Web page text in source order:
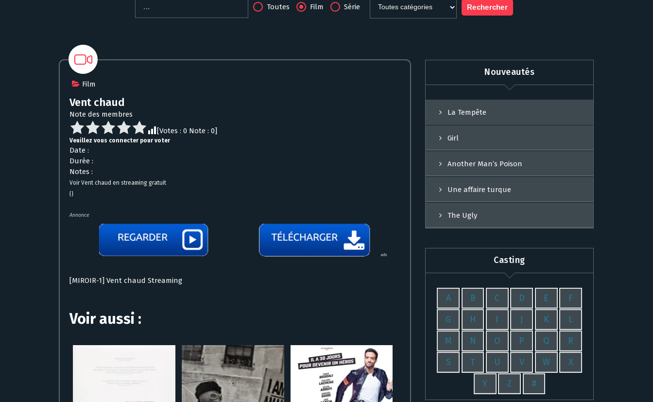
Toutes Film Série
Film
Vent chaud
Note des membres
[Votes : 0 Note : 0]
Veuillez vous connecter pour voter
Date :
Durée :
Notes :
Voir Vent chaud en streaming gratuit
{}
Annonce
[MIROIR-1] Vent chaud Streaming
Voir aussi :
Nouveautés
La Tempête
Girl
Another Man’s Poison
Une affaire turque
The Ugly
Casting
A B C D E F
G H I J K L
M N O P Q R
S T U V W X
Y Z #